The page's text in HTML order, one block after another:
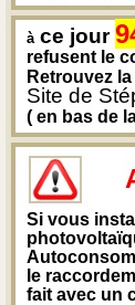
à ce jour
refusent le
Retrouvez
Site de
( en bas de
Si vous
le
fait avec un